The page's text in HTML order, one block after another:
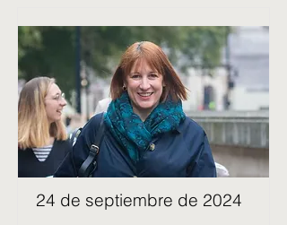
24 de septiembre de 2024